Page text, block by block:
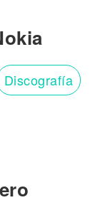
Discografía